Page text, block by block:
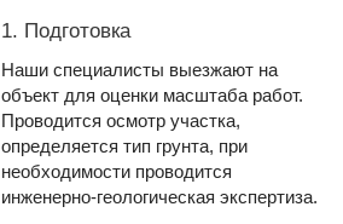
1. Подготовка
Наши специалисты выезжают на
объект для оценки масштаба работ.
Проводится осмотр участка,
определяется тип грунта, при
необходимости проводится
инженерно-геологическая экспертиза.